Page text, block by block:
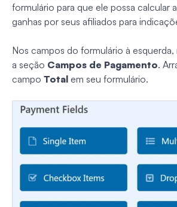
formulário para que ele possa calcular
ganhas por seus afiliados para
Nos campos do formulário à esquerda,
a seção Campos de Pagamento.
campo Total em seu formulário.